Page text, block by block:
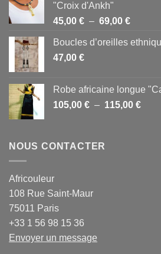
"Croix d'Ankh"
45,00 € – 69,00 €Plage
prix :
Boucles d’oreilles
47,00 €
Robe africaine longue
105,00 € – 115,00 €Plage
NOUS CONTACTER
Africouleur
108 Rue Saint-Maur
75011 Paris
+33 1 56 98 15 36
Envoyer un message